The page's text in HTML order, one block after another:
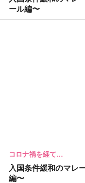
ール編〜
コロナ禍を経て…
入国条件緩和のマレ
編〜